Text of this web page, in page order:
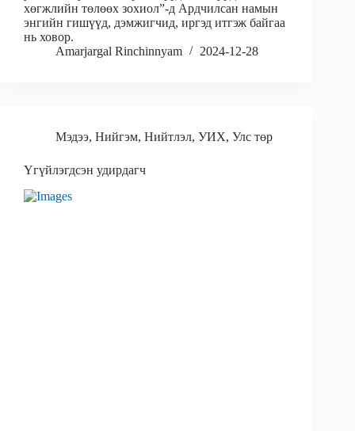
хөгжлийн төлөөх зохиол”-д Ардчилсан намын
энгийн гишүүд, дэмжигчид, иргэд итгэж байгаа
нь ховор.
Amarjargal Rinchinnyam
2024-12-28
Мэдээ, Нийгэм, Нийтлэл, УИХ, Улс төр
Үгүйлэгдсэн удирдагч